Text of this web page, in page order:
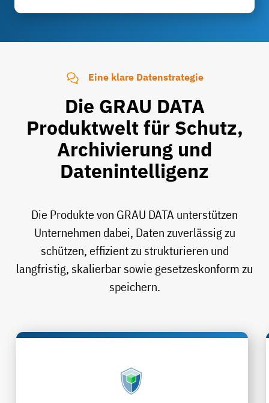
Eine klare Datenstrategie
Die GRAU DATA
Produktwelt für Schutz,
Archivierung und
Datenintelligenz
Die Produkte von GRAU DATA unterstützen
Unternehmen dabei, Daten zuverlässig zu
schützen, effizient zu strukturieren und
langfristig, skalierbar sowie gesetzeskonform zu
speichern.